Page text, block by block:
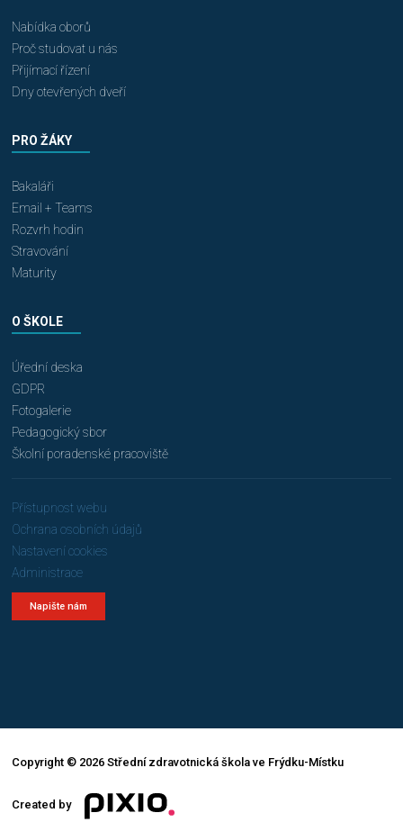
Nabídka oborů
Proč studovat u nás
Přijímací řízení
Dny otevřených dveří
PRO ŽÁKY
Bakaláři
Email + Teams
Rozvrh hodin
Stravování
Maturity
O ŠKOLE
Úřední deska
GDPR
Fotogalerie
Pedagogický sbor
Školní poradenské pracoviště
Přístupnost webu
Ochrana osobních údajů
Nastavení cookies
Administrace
Napište nám
Copyright © 2026 Střední zdravotnická škola ve Frýdku-Místku
Created by